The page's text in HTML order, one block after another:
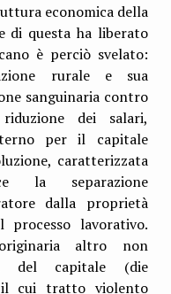
economica della
di questa ha liberato
è perciò svelato:
rurale e sua
sanguinaria contro
dei salari,
per il capitale
caratterizzata
la separazione
dalla proprietà
processo lavorativo.
originaria altro non
del capitale (die
il cui tratto violento